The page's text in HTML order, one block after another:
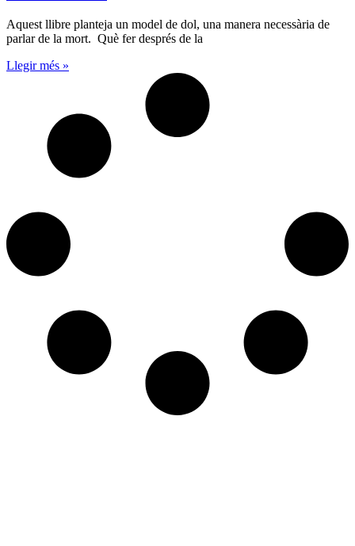
Aquest llibre planteja un model de dol, una manera necessària de
parlar de la mort. Què fer després de la
Llegir més »